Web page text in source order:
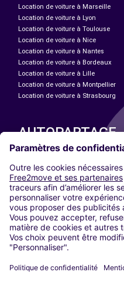
Location de voiture à Marseille
Location de voiture à Lyon
Location de voiture à Toulouse
Location de voiture à Nice
Location de voiture à Nantes
Location de voiture à Bordeaux
Location de voiture à Lille
Location de voiture à Montpellier
Location de voiture à Strasbourg
AUTOPARTAGE
Paris
Madrid
Washington DC
Milan
Rome
Turin
Vienne
Berlin
Düsseldorf